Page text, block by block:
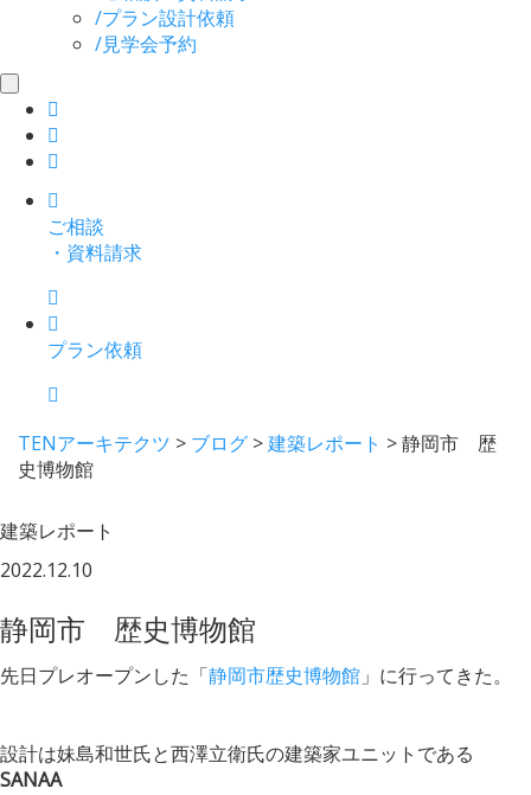
/プラン設計依頼
/見学会予約
toggle
navigation
ご相談
・資料請求
プラン依頼
TENアーキテクツ > ブログ >建築レポート >静岡市 歴
史博物館
建築レポート
2022.12.10
静岡市 歴史博物館
先日プレオープンした「静岡市歴史博物館 」に行ってきた。
設計は妹島和世氏と西澤立衛氏の建築家ユニットである
SANAA